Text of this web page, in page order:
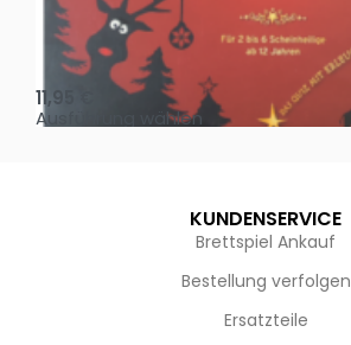
Oh, heilige Nacht!
11,95
Ausführung wählen
KUNDENSERVICE
Brettspiel Ankauf
Bestellung verfolgen
Ersatzteile